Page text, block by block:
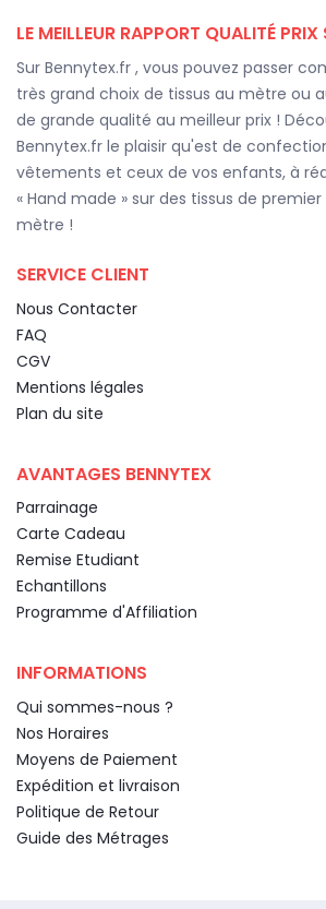
LE MEILLEUR RAPPORT QUALITÉ PRIX
Sur Bennytex.fr , vous pouvez passer
très grand choix de tissus au mètre ou
de grande qualité au meilleur prix !
Bennytex.fr le plaisir qu'est de
vêtements et ceux de vos enfants, à
« Hand made » sur des tissus de
mètre !
SERVICE CLIENT
Nous Contacter
FAQ
CGV
Mentions légales
Plan du site
AVANTAGES BENNYTEX
Parrainage
Carte Cadeau
Remise Etudiant
Echantillons
Programme d'Affiliation
INFORMATIONS
Qui sommes-nous ?
Nos Horaires
Moyens de Paiement
Expédition et livraison
Politique de Retour
Guide des Métrages